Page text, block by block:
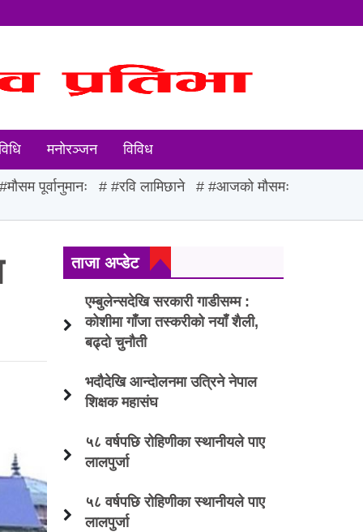
मनोरञ्जन विविध
#मौसम पूर्वानुमानः #रवि लामिछाने #आजको मौसमः
ताजा अप्डेट
एम्बुलेन्सदेखि सरकारी गाडीसम्म :
कोशीमा गाँजा तस्करीको नयाँ शैली,
बढ्दो चुनौती
भदौदेखि आन्दोलनमा उत्रिने नेपाल
शिक्षक महासंघ
५८ वर्षपछि रोहिणीका स्थानीयले पाए
लालपुर्जा
५८ वर्षपछि रोहिणीका स्थानीयले पाए
लालपुर्जा